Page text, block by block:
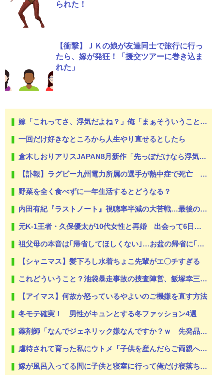
られた！
【衝撃】ＪＫの娘が友達同士で旅行に行っ
たら、嫁が発狂！「援交ツアーに巻き込ま
れた」
嫁「これってさ、浮気だよね？」俺「まぁそういうことになりますかね」
一回だけ好きなところから人生やり直せるとしたら
倉木しおりアリスJAPAN8月新作「先っぽだけなら浮気じゃないよ？イケないギリギリの焦らし責めに屈し膣奥深ハメ浮気」理性崩壊NTR作品！！
【訃報】ラグビー九州電力所属の選手が熱中症で死亡 フィジー出身の26歳
野菜を全く食べずに一年生活するとどうなる？
内田有紀『ラストノート』視聴率半減の大苦戦…最後の頼みは「優子劇場」坂井真紀の “猟奇的演技” が救いの神になるか
元K-1王者・久保優太が10代女性と再婚 出会って6日で告白、半年でのスピード婚
祖父母の本音は｢帰省してほしくない｣…お盆の帰省に｢孫疲れ｣の悲鳴が上がるようになった構造的な理由
【シャニマス】髪下ろし水着ちょこ先輩がエ〇チすぎる
これどういうこと？池袋暴走事故の捜査陣営、飯塚幸三受刑者を逮捕しなくていい理由を考えるために1000ページもの法解釈書を読んでた模様…自民議員からも圧力
【アイマス】何故か怒っているやよいのご機嫌を直す方法
冬モテ確実！ 男性がキュンとする冬ファッション4選
薬剤師「なんでジェネリック嫌なんですか？ｗ 先発品と全く同じですよ？w」
虐待されて育った私にウトメ「子供を産んだらご両親への感謝の気持ちも湧いてきたでしょ。いい加減に意地貼るの止めて仲直りしなさい 」【中編】
嫁が風呂入ってる間に子供と寝室に行って俺だけ寝落ちしたら嫁から「子供あんなに泣いてたのによく寝てられんな…」って恨み節がメッセージで来てた